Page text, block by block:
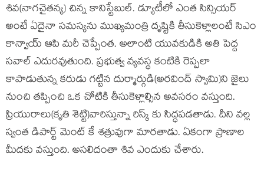
శివ(నాగచైతన్య) చిన్న కానిస్టేబుల్. డ్యూటీలో ఎంత సిన్సియర్
అంటే ఏదైనా సమస్యను ముఖ్యమంత్రి దృష్టికి తీసుకెళ్లాలంటే సిఎం
కాన్వాయ్ ఆపి మరీ చెప్పేంత. అలాంటి యువకుడికి అతి పెద్ద
సవాల్ ఎదురవుతుంది. ప్రభుత్వ వ్యవస్థ కంటికి రెప్పలా
కాపాడుతున్న కరుడు గట్టిన దుర్మార్గుడి(అరవింద్ స్వామి)ని జైలు
నుంచి తప్పించి ఒక చోటికి తీసుకెళ్లాల్సిన అవసరం వస్తుంది.
ప్రియురాలు(కృతి శెట్టి)వారిస్తున్నా రిస్క్ కు సిద్ధపడతాడు. దీని వల్ల
స్వంత డిపార్ట్ మెంట్ కే శత్రువుగా మారతాడు. ఏకంగా ప్రాణాల
మీదకు వస్తుంది. అసలిదంతా శివ ఎందుకు చేశారు.